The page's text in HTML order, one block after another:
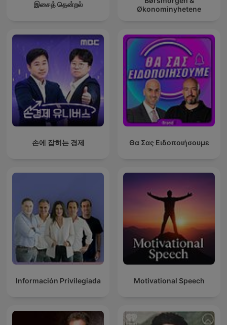
இசைத் தென்றல்
Økonominyhetene
손에 잡히는 경제 Θα Σας Ειδοποιήσουμε
Información Privilegiada Motivational Speech